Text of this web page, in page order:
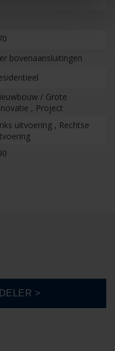
bovenaansluitingen
/ Grote
, Project
uitvoering , Rechtse